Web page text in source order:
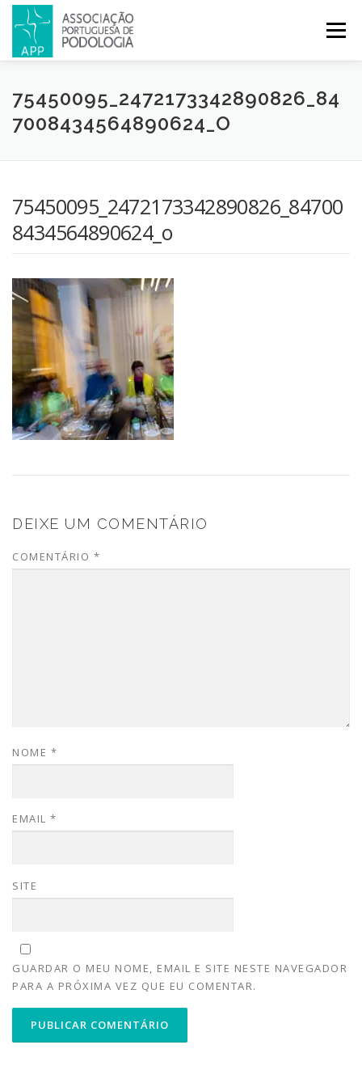
Menu
APP PODOLOGIA LICENCIATURA EM PODOLOGIA
CONGRESSOS REVISTA CONTACTOS
75450095_2472173342890826_84
7008434564890624_O
75450095_2472173342890826_84700
8434564890624_o
DEIXE UM COMENTÁRIO
COMENTÁRIO *
NOME *
EMAIL *
SITE
GUARDAR O MEU NOME, EMAIL E SITE NESTE NAVEGADOR
PARA A PRÓXIMA VEZ QUE EU COMENTAR.